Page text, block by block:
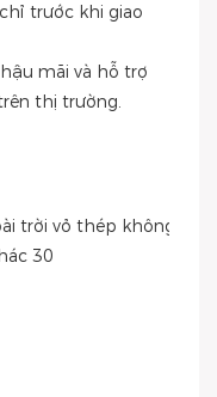
trước khi giao
thị trường.